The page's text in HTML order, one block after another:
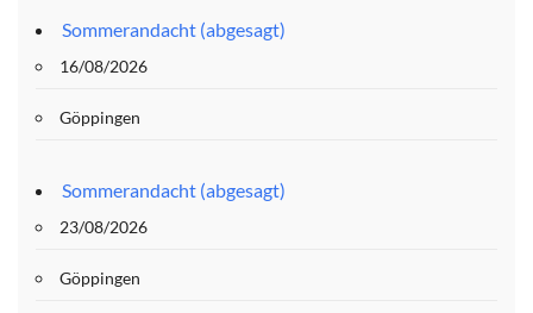
Sommerandacht (abgesagt)
16/08/2026
Göppingen
Sommerandacht (abgesagt)
23/08/2026
Göppingen